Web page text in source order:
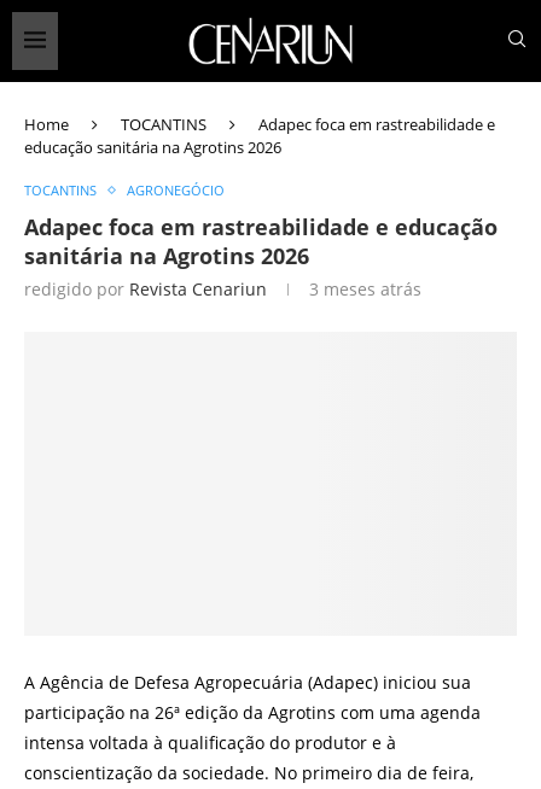
Home TOCANTINS
Adapec foca em rastreabilidade e
educação sanitária na Agrotins 2026
TOCANTINS AGRONEGÓCIO
Adapec foca em rastreabilidade e educação
sanitária na Agrotins 2026
redigido por Revista Cenariun 3 meses atrás
A Agência de Defesa Agropecuária (Adapec) iniciou sua
participação na 26ª edição da Agrotins com uma agenda
intensa voltada à qualificação do produtor e à
conscientização da sociedade. No primeiro dia de feira,